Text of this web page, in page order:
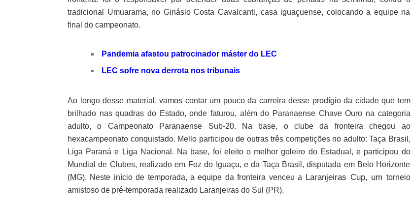
tradicional Umuarama, no Ginásio Costa Cavalcanti, casa iguaçuense, colocando a equipe na
final do campeonato.
Pandemia afastou patrocinador máster do LEC
LEC sofre nova derrota nos tribunais
Ao longo desse material, vamos contar um pouco da carreira desse prodígio da cidade que tem
brilhado nas quadras do Estado, onde faturou, além do Paranaense Chave Ouro na categoria
adulto, o Campeonato Paranaense Sub-20. Na base, o clube da fronteira chegou ao
hexacampeonato conquistado. Mello participou de outras três competições no adulto: Taça Brasil,
Liga Paraná e Liga Nacional. Na base, foi eleito o melhor goleiro do Estadual, e participou do
Mundial de Clubes, realizado em Foz do Iguaçu, e da Taça Brasil, disputada em Belo Horizonte
(MG). Neste início de temporada, a equipe da fronteira venceu a
Laranjeiras Cup, um torneio
amistoso de pré-temporada realizado Laranjeiras do Sul (PR).